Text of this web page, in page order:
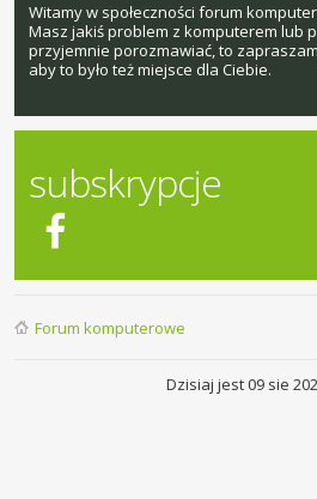
Witamy w społeczności forum
Masz jakiś problem z komputerem lub
przyjemnie porozmawiać, to
aby to było też miejsce dla Ciebie.
subskrypcje
Forum komputerowe
Dzisiaj jest 09 sie